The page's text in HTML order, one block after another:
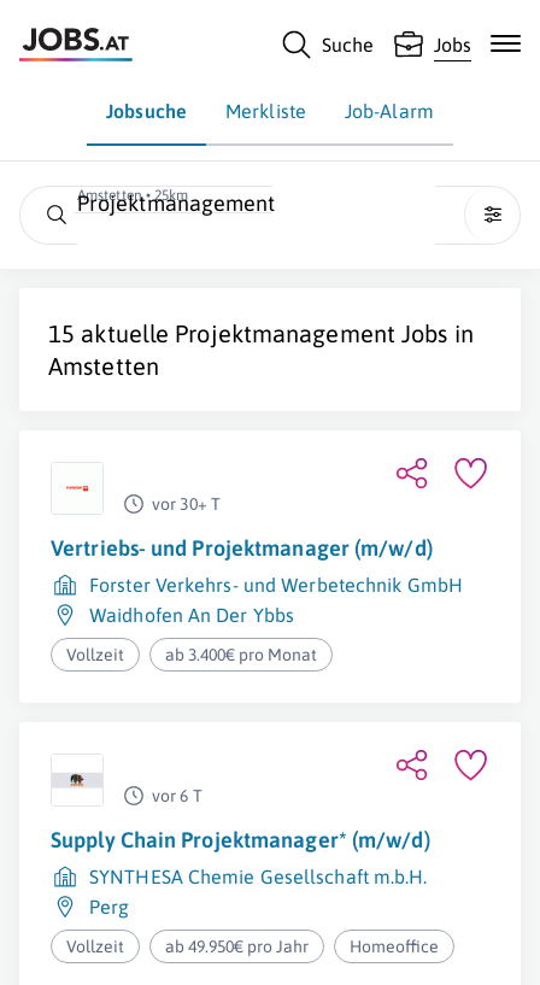
Suche Jobs
Jobsuche Merkliste Job-Alarm
Amstetten • 25km
Projektmanagement
15 aktuelle Projektmanagement Jobs in
Amstetten
vor 30+ T
Vertriebs- und Projektmanager (m/w/d)
Forster Verkehrs- und Werbetechnik GmbH
Waidhofen An Der Ybbs
Vollzeit ab 3.400€ pro Monat
vor 6 T
Supply Chain Projektmanager* (m/w/d)
SYNTHESA Chemie Gesellschaft m.b.H.
Perg
Vollzeit ab 49.950€ pro Jahr Homeoffice